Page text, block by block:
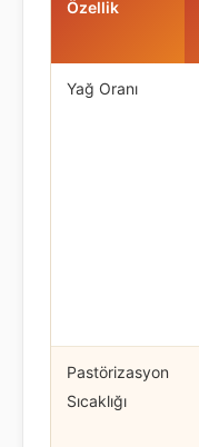
Özellik
Yağ Oranı
Pastörizasyon
Sıcaklığı